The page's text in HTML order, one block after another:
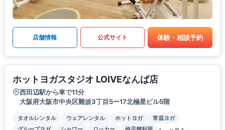
店舗情報 公式サイト 体験・相談予約
ホットヨガスタジオ LOIVEなんば店
西田辺駅から車で11分
大阪府大阪市中央区難波3丁目5ー17北極星ビル5階
タオルレンタル ウェアレンタル ホットヨガ
常温ヨガ